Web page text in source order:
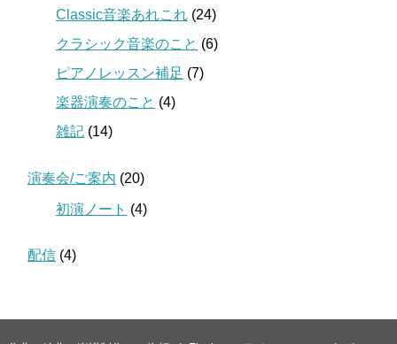
Classic音楽あれこれ (24)
クラシック音楽のこと (6)
ピアノレッスン補足 (7)
楽器演奏のこと (4)
雑記 (14)
演奏会/ご案内 (20)
初演ノート (4)
配信 (4)